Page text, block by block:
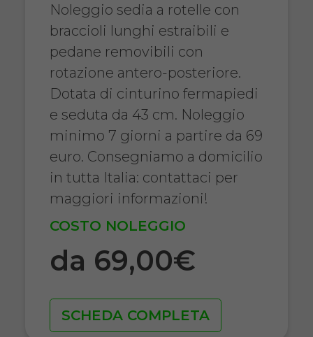
Noleggio sedia a rotelle con
braccioli lunghi estraibili e
pedane removibili con
rotazione antero-posteriore.
Dotata di cinturino fermapiedi
e seduta da 43 cm. Noleggio
minimo 7 giorni a partire da 69
euro. Consegniamo a domicilio
in tutta Italia: contattaci per
maggiori informazioni!
COSTO NOLEGGIO
da 69,00€
SCHEDA COMPLETA